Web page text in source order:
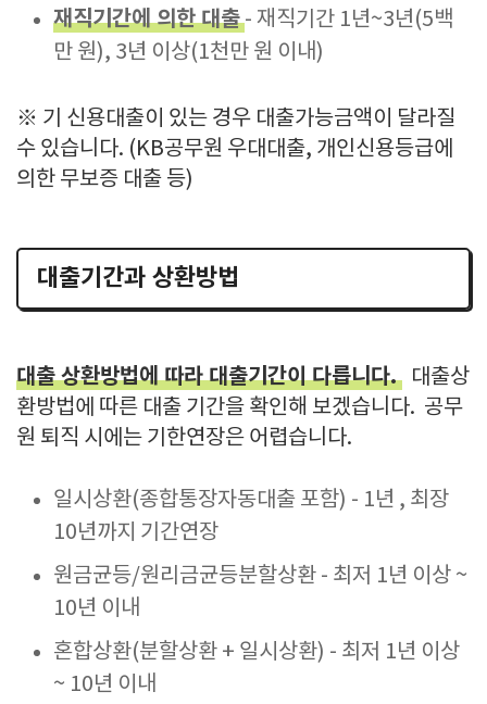
재직기간에 의한 대출 - 재직기간 1년~3년(5백
만 원), 3년 이상(1천만 원 이내)
※ 기 신용대출이 있는 경우 대출가능금액이 달라질
수 있습니다. (KB공무원 우대대출, 개인신용등급에
의한 무보증 대출 등)
대출기간과 상환방법
대출 상환방법에 따라 대출기간이 다릅니다. 대출상
환방법에 따른 대출 기간을 확인해 보겠습니다. 공무
원 퇴직 시에는 기한연장은 어렵습니다.
일시상환(종합통장자동대출 포함) - 1년 , 최장
10년까지 기간연장
원금균등/원리금균등분할상환 - 최저 1년 이상 ~
10년 이내
혼합상환(분할상환 + 일시상환) - 최저 1년 이상
~ 10년 이내